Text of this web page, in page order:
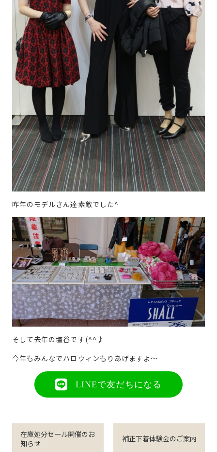
昨年のモデルさん達素敵でした^
そして去年の塩谷です(^^♪
今年もみんなでハロウィンもりあげますよ～
LINEで友だちになる
在庫処分セール開催のお
知らせ
補正下着体験会のご案内